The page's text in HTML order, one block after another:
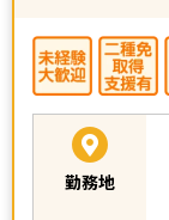
勤務地